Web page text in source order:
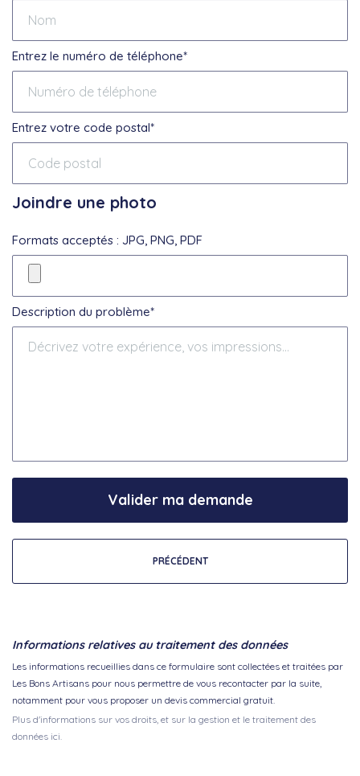
Entrez le numéro de téléphone*
Entrez votre code postal*
Joindre une photo
Formats acceptés : JPG, PNG, PDF
Description du problème*
PRÉCÉDENT
Valider ma demande
Informations relatives au traitement des données
Les informations recueillies dans ce formulaire sont collectées et traitées par
Les Bons Artisans pour nous permettre de vous recontacter par la suite,
notamment pour vous proposer un devis commercial gratuit.
Plus d'informations sur vos droits, et sur la gestion et le traitement des
données ici.